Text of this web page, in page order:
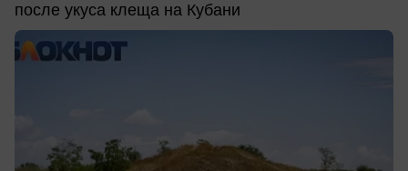
после укуса клеща на Кубани